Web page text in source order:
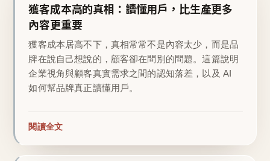
獲客成本高的真相：讀懂用戶，比生產更多
內容更重要
獲客成本居高不下，真相常常不是內容太少，而是品
牌在說自己想說的，顧客卻在問別的問題。這篇說明
企業視角與顧客真實需求之間的認知落差，以及 AI
如何幫品牌真正讀懂用戶。
閱讀全文